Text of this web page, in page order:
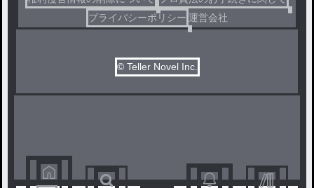
プライバシーポリシー 運営会社
© Teller Novel Inc.